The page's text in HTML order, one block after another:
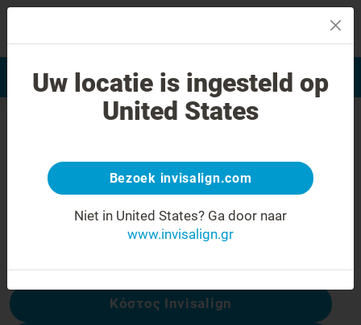
Αξιολόγηση χαμόγελου Εύρεση Ιατρού Invisalign
Σφάλμα 404
Γυρίστε την έκφραση προσώπου
ανάποδα
Αυτή η σελίδα δεν είναι διαθέσιμη, αλλά
Κόστος Invisalign
Uw locatie is ingesteld op
United States
Bezoek invisalign.com
Niet in United States? Ga door naar
www.invisalign.gr